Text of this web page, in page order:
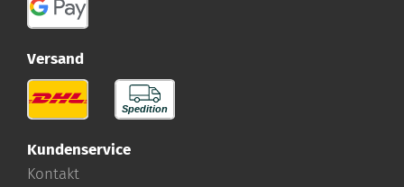
Versand
Kundenservice
Kontakt